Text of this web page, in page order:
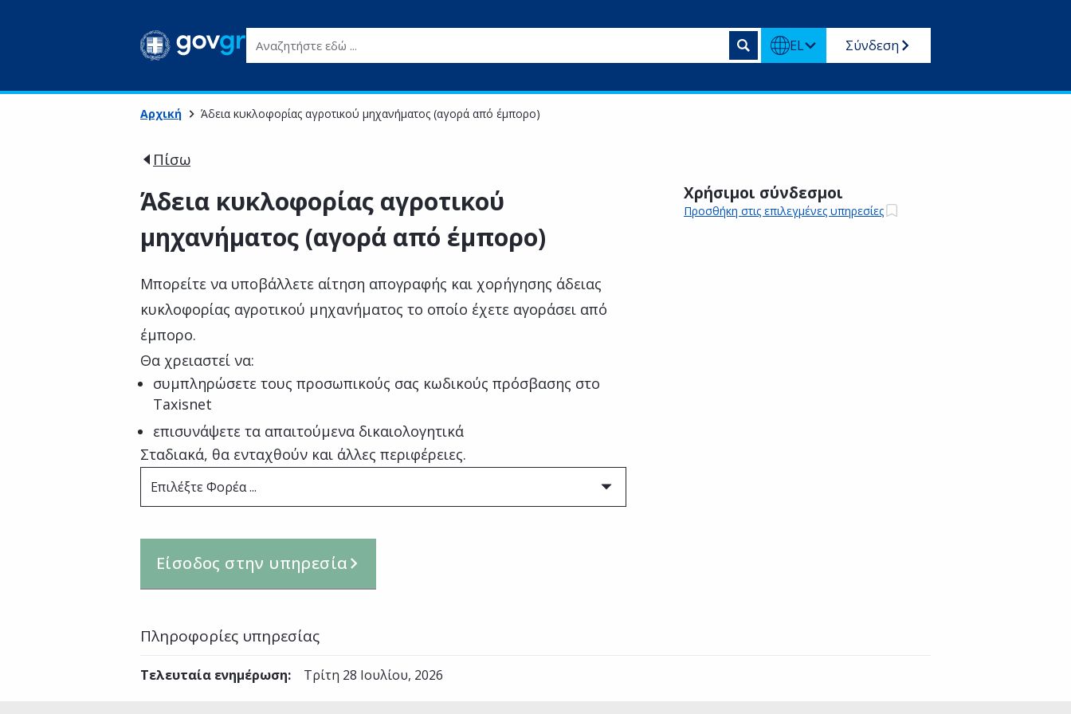
Αναζητήστε εδώ ... EL Σύνδεση
Αρχική Άδεια κυκλοφορίας αγροτικού μηχανήματος (αγορά από έμπορο)
Πίσω
Άδεια κυκλοφορίας αγροτικού
μηχανήματος (αγορά από έμπορο)
Μπορείτε να υποβάλλετε αίτηση απογραφής και χορήγησης άδειας
κυκλοφορίας αγροτικού μηχανήματος το οποίο έχετε αγοράσει από
έμπορο.
Θα χρειαστεί να:
συμπληρώσετε τους προσωπικούς σας κωδικούς πρόσβασης στο
Taxisnet
επισυνάψετε τα απαιτούμενα δικαιολογητικά
Σταδιακά, θα ενταχθούν και άλλες περιφέρειες.
Επιλέξτε Φορέα ...
Είσοδος στην υπηρεσία
Χρήσιμοι σύνδεσμοι
Προσθήκη στις επιλεγμένες υπηρεσίες
Πληροφορίες υπηρεσίας
Τελευταία ενημέρωση: Τρίτη 28 Ιουλίου, 2026